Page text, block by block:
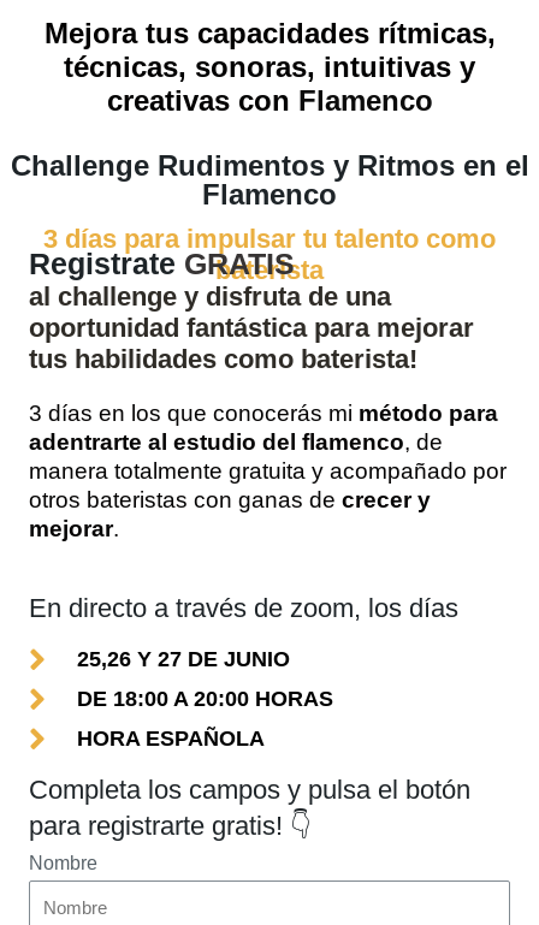
Mejora tus capacidades rítmicas,
técnicas, sonoras, intuitivas y
creativas con Flamenco
Challenge Rudimentos y Ritmos en el
Flamenco
3 días para impulsar tu talento como
baterista
Registrate GRATIS
al challenge y disfruta de una
oportunidad fantástica para mejorar
tus habilidades como baterista!
3 días en los que conocerás mi método para
adentrarte al estudio del flamenco, de
manera totalmente gratuita y acompañado por
otros bateristas con ganas de crecer y
mejorar.
En directo a través de zoom, los días
25,26 Y 27 DE JUNIO
DE 18:00 A 20:00 HORAS
HORA ESPAÑOLA
Completa los campos y pulsa el botón
para registrarte gratis! 👇
Nombre